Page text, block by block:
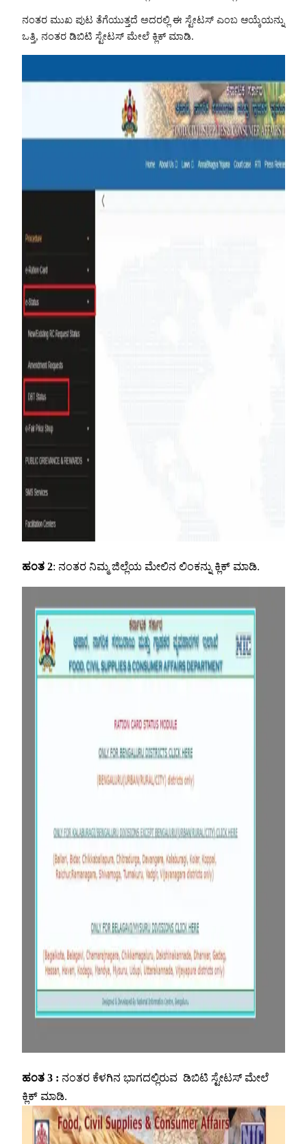
ನಂತರ ಮುಖ ಪುಟ ತೆಗೆಯುತ್ತದೆ ಅದರಲ್ಲಿ ಈ ಸ್ಟೇಟಸ್ ಎಂಬ ಆಯ್ಕೆಯನ್ನು
ಒತ್ತಿ, ನಂತರ ಡಿಬಿಟಿ ಸ್ಟೇಟಸ್ ಮೇಲೆ ಕ್ಲಿಕ್ ಮಾಡಿ.
ಹಂತ 2: ನಂತರ ನಿಮ್ಮ ಜಿಲ್ಲೆಯ ಮೇಲಿನ ಲಿಂಕನ್ನು ಕ್ಲಿಕ್ ಮಾಡಿ.
ಹಂತ 3 : ನಂತರ ಕೆಳಗಿನ ಭಾಗದಲ್ಲಿರುವ ಡಿಬಿಟಿ ಸ್ಟೇಟಸ್ ಮೇಲೆ
ಕ್ಲಿಕ್ ಮಾಡಿ.